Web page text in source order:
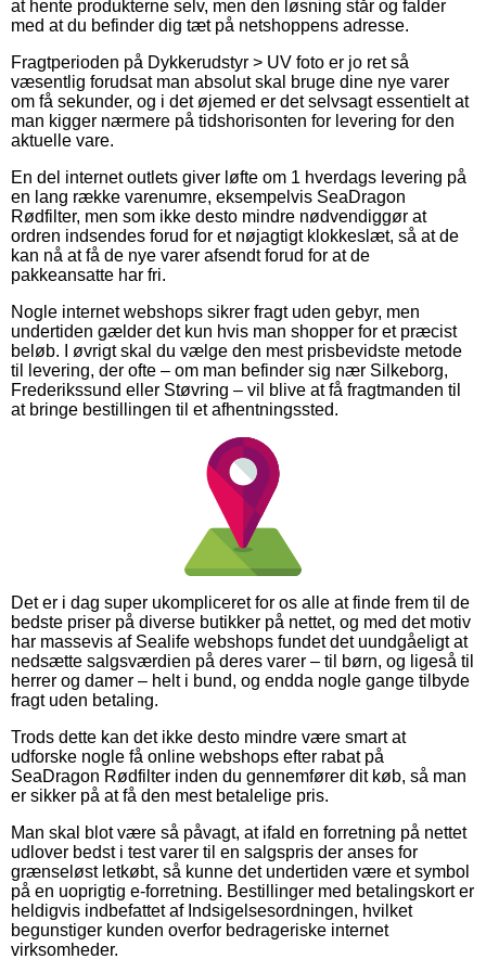
at hente produkterne selv, men den løsning står og falder
med at du befinder dig tæt på netshoppens adresse.
Fragtperioden på Dykkerudstyr > UV foto er jo ret så
væsentlig forudsat man absolut skal bruge dine nye varer
om få sekunder, og i det øjemed er det selvsagt essentielt at
man kigger nærmere på tidshorisonten for levering for den
aktuelle vare.
En del internet outlets giver løfte om 1 hverdags levering på
en lang række varenumre, eksempelvis SeaDragon
Rødfilter, men som ikke desto mindre nødvendiggør at
ordren indsendes forud for et nøjagtigt klokkeslæt, så at de
kan nå at få de nye varer afsendt forud for at de
pakkeansatte har fri.
Nogle internet webshops sikrer fragt uden gebyr, men
undertiden gælder det kun hvis man shopper for et præcist
beløb. I øvrigt skal du vælge den mest prisbevidste metode
til levering, der ofte – om man befinder sig nær Silkeborg,
Frederikssund eller Støvring – vil blive at få fragtmanden til
at bringe bestillingen til et afhentningssted.
Det er i dag super ukompliceret for os alle at finde frem til de
bedste priser på diverse butikker på nettet, og med det motiv
har massevis af Sealife webshops fundet det uundgåeligt at
nedsætte salgsværdien på deres varer – til børn, og ligeså til
herrer og damer – helt i bund, og endda nogle gange tilbyde
fragt uden betaling.
Trods dette kan det ikke desto mindre være smart at
udforske nogle få online webshops efter rabat på
SeaDragon Rødfilter inden du gennemfører dit køb, så man
er sikker på at få den mest betalelige pris.
Man skal blot være så påvagt, at ifald en forretning på nettet
udlover bedst i test varer til en salgspris der anses for
grænseløst letkøbt, så kunne det undertiden være et symbol
på en uoprigtig e-forretning. Bestillinger med betalingskort er
heldigvis indbefattet af Indsigelsesordningen, hvilket
begunstiger kunden overfor bedrageriske internet
virksomheder.